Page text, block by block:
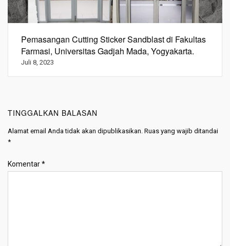
Pemasangan Cutting Sticker Sandblast di Fakultas
Farmasi, Universitas Gadjah Mada, Yogyakarta.
Juli 8, 2023
TINGGALKAN BALASAN
Alamat email Anda tidak akan dipublikasikan. Ruas yang wajib ditandai
*
Komentar*